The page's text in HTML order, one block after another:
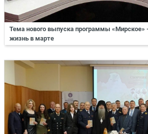
Тема нового выпуска программы «Мирское»
жизнь в марте